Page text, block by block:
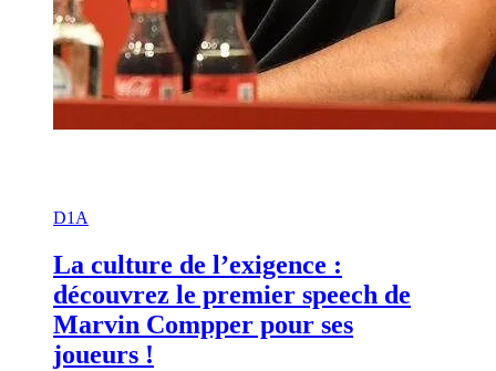
D1A
La culture de l’exigence :
découvrez le premier speech de
Marvin Compper pour ses
joueurs !